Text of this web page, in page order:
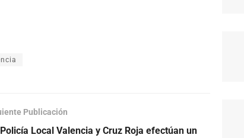
Publicación
Policía Local Valencia y Cruz Roja efectúan un